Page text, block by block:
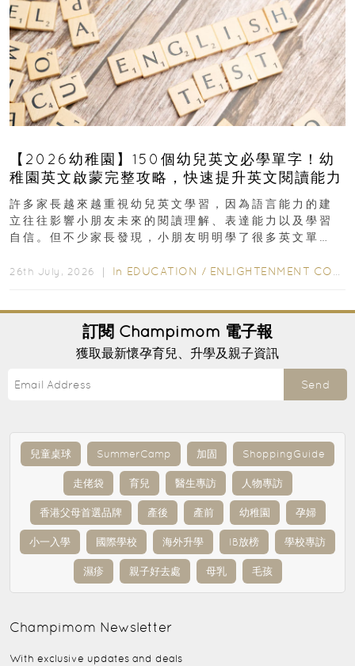
【2026幼稚園】150個幼兒英文必學單字！幼
稚園英文啟蒙完整攻略，快速提升英文閱讀能力
許多家長越來越重視幼兒英文學習，因為語言能力的建
立往往影響小朋友未來的閱讀理解、表達能力以及學習
自信。但不少家長發現，小朋友明明學了很多英文單
26th July, 2026 ｜ In EDUCATION / ENLIGHTENMENT CORNER
訂閱 Champimom 電子報
獲取最新懷孕育兒、升學及親子資訊
Send
兒童桌球 SummerCamp 加固 ShoppingGuide
走佬袋 育兒 醫生專訪 人物專訪
香港父母首選品牌 產後 產前 幼稚園 孕婦
小一入學 國際學校 海外升學 IB放榜 學校專訪
濕疹 親子好去處 母乳 毛孩
Champimom Newsletter
With exclusive updates and deals